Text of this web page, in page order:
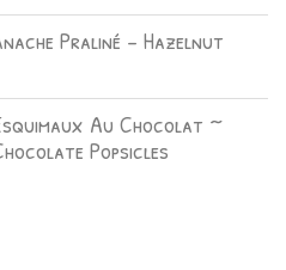
Praliné – Hazelnut
Au Chocolat ~
Popsicles